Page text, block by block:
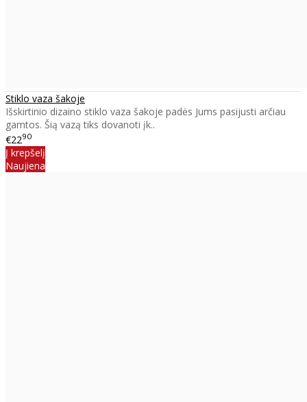
Stiklo vaza šakoje
Išskirtinio dizaino stiklo vaza šakoje padės Jums pasijusti arčiau
gamtos. Šią vazą tiks dovanoti įk..
€2290
Į krepšelį
Naujiena